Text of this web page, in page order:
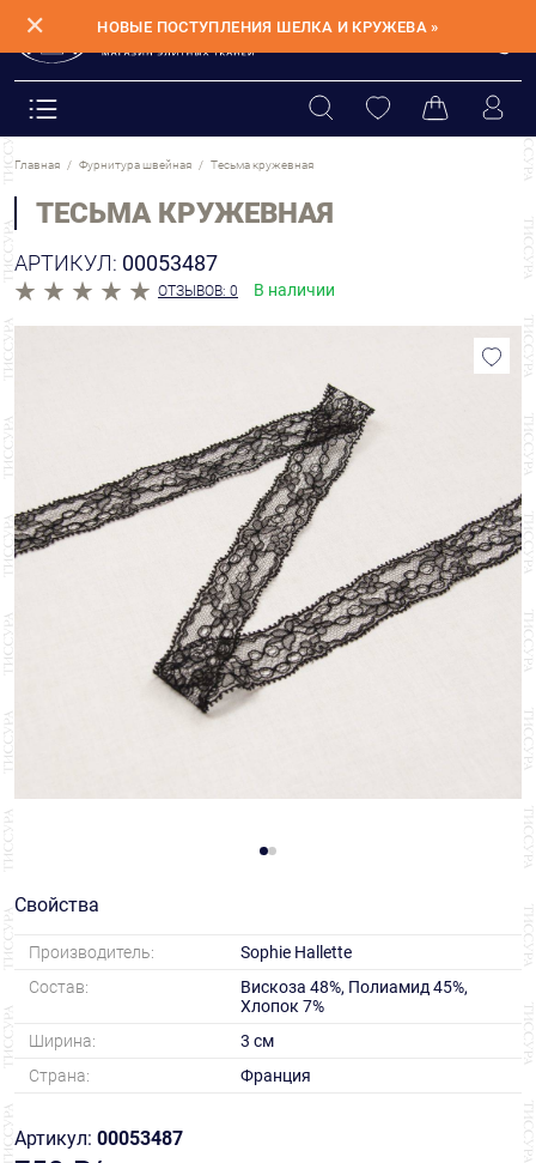
✕ НОВЫЕ ПОСТУПЛЕНИЯ ШЕЛКА И КРУЖЕВА »
Главная Фурнитура швейная Тесьма кружевная
ТЕСЬМА КРУЖЕВНАЯ
АРТИКУЛ: 00053487
ОТЗЫВОВ: 0 В наличии
Свойства
Производитель:
Sophie Hallette
Состав:
Вискоза 48%, Полиамид 45%,
Хлопок 7%
Ширина:
3 см
Страна:
Франция
Артикул: 00053487